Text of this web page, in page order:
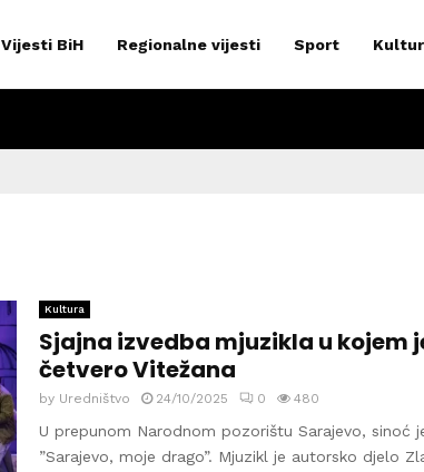
Vijesti BiH Regionalne vijesti Sport
Kultura
Sjajna izvedba mjuzikla u kojem
četvero Vitežana
by Uredništvo 24/10/2025 0 480
U prepunom Narodnom pozorištu Sarajevo, sinoć
”Sarajevo, moje drago”. Mjuzikl je autorsko djelo